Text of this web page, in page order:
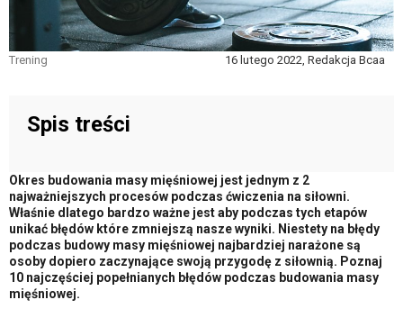
Trening 16 lutego 2022, Redakcja Bcaa
Spis treści
Okres budowania masy mięśniowej jest jednym z 2
najważniejszych procesów podczas ćwiczenia na siłowni.
Właśnie dlatego bardzo ważne jest aby podczas tych etapów
unikać błędów które zmniejszą nasze wyniki. Niestety na błędy
podczas budowy masy mięśniowej najbardziej narażone są
osoby dopiero zaczynające swoją przygodę z siłownią. Poznaj
10 najczęściej popełnianych błędów podczas budowania masy
mięśniowej.